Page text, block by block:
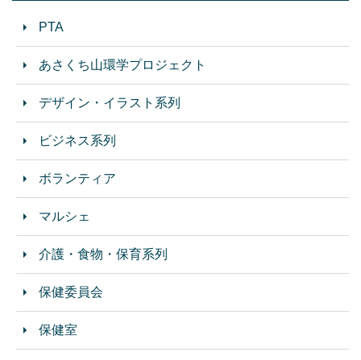
PTA
あさくち山環学プロジェクト
デザイン・イラスト系列
ビジネス系列
ボランティア
マルシェ
介護・食物・保育系列
保健委員会
保健室